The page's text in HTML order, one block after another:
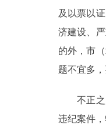
及以票以
济建设、
的外，市
题不宜多
不正之风
违纪案件